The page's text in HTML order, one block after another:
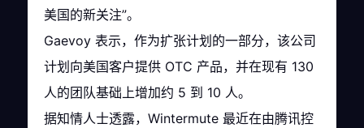
美国的新关注”。
Gaevoy 表示，作为扩张计划的一部分，该公司
计划向美国客户提供 OTC 产品，并在现有 130
人的团队基础上增加约 5 到 10 人。
据知情人士透露，Wintermute 最近在由腾讯控